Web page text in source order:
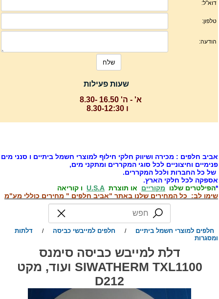
שעות פעילות
א' - ה' 16.50 -8.30
ו 8.30-12:30
חלפים : מכירה ושיווק חלקי חילוף למוצרי חשמל ביתיים ו סנני מים
וחיצוניים לכל סוגי המקררים ומתקני מים,
כל החברות ולכל המקררים.
לכל חלקי הארץ.
הפילטרים שלנו מקורייםאו תוצרת U.S.Aו קוריאה
לב: כל המחירים שלנו באתר "אביב חלפים " מחירים כוללי מע"מ
חלפים למוצרי חשמל ביתיים חלפים למייבשי כביסה
דלתות
דלת למייבש כביסה סימנס
SIWATHERM TXL1100 ועוד, מקט
D212